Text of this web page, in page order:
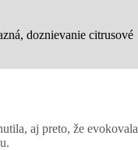
doznievanie citrusové
aj preto, že evokovala